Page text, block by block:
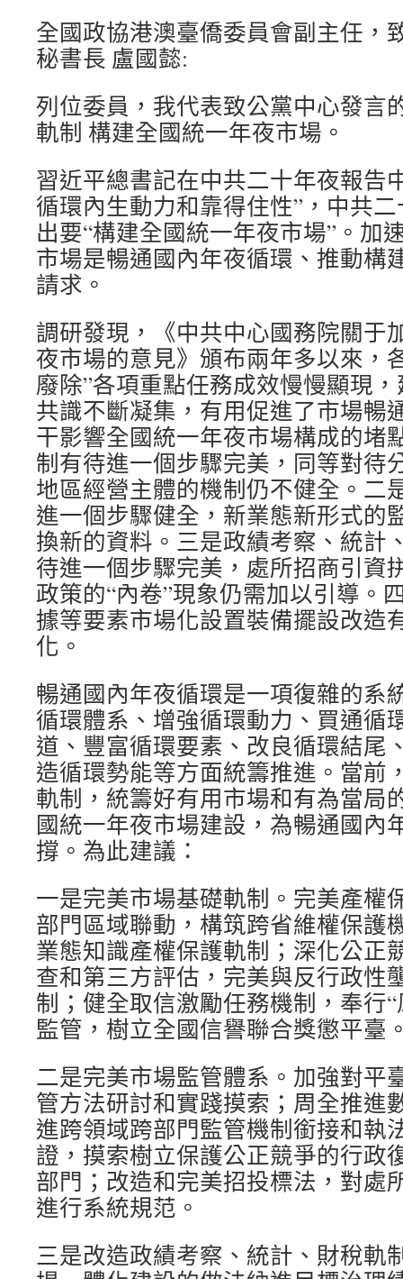
全國政協港澳臺僑委員會副主任，
秘書長 盧國懿:
列位委員，我代表致公黨中心發言
軌制 構建全國統一年夜市場。
習近平總書記在中共二十年夜報告
循環內生動力和靠得住性”，中共
出要“構建全國統一年夜市場”。加
市場是暢通國內年夜循環、推動構
請求。
調研發現，《中共中心國務院關于
夜市場的意見》頒布兩年多以來，
廢除”各項重點任務成效慢慢顯現
共識不斷凝集，有用促進了市場暢
干影響全國統一年夜市場構成的堵
制有待進一個步驟完美，同等對待
地區經營主體的機制仍不健全。二
進一個步驟健全，新業態新形式的
換新的資料。三是政績考察、統計
待進一個步驟完美，處所招商引資
政策的“內卷”現象仍需加以引導。
據等要素市場化設置裝備擺設改造
化。
暢通國內年夜循環是一項復雜的系
循環體系、增強循環動力、買通循
道、豐富循環要素、改良循環結尾
造循環勢能等方面統籌推進。當前
軌制，統籌好有用市場和有為當局
國統一年夜市場建設，為暢通國內
撐。為此建議：
一是完美市場基礎軌制。完美產權
部門區域聯動，構筑跨省維權保護
業態知識產權保護軌制；深化公正
查和第三方評估，完美與反行政性
制；健全取信激勵任務機制，奉行
監管，樹立全國信譽聯合獎懲平臺
二是完美市場監管體系。加強對平
管方法研討和實踐摸索；周全推進
進跨領域跨部門監管機制銜接和執
證，摸索樹立保護公正競爭的行政
部門；改造和完美招投標法，對處
進行系統規范。
三是改造政績考察、統計、財稅軌